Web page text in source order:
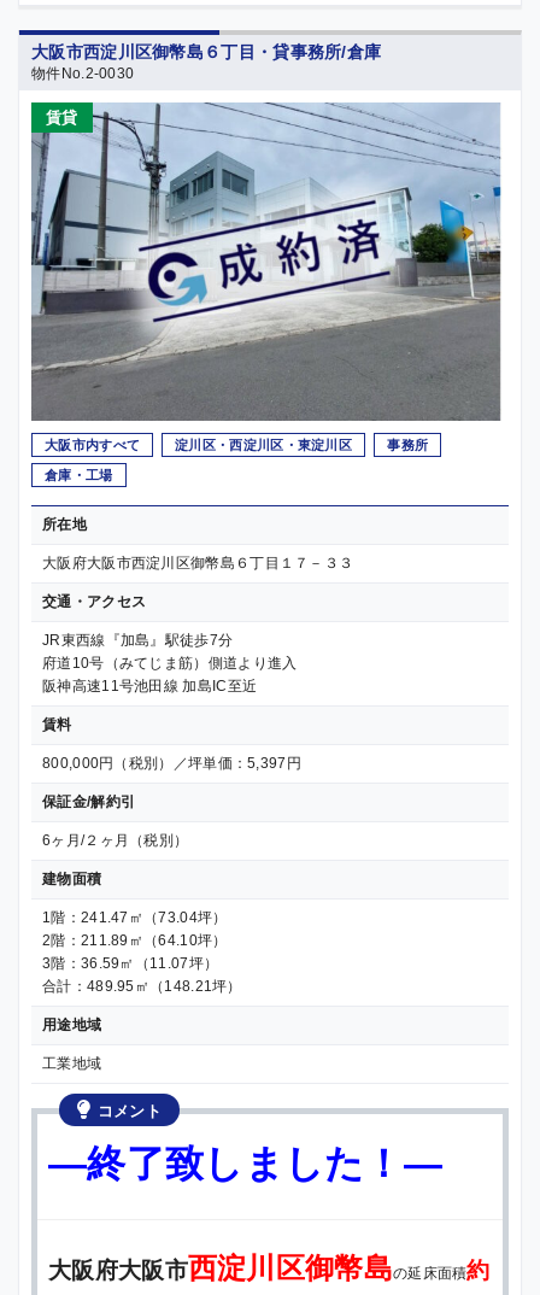
大阪市西淀川区御幣島６丁目・貸事務所/倉庫
物件No.2-0030
賃貸
大阪市内すべて 淀川区・西淀川区・東淀川区 事務所
倉庫・工場
所在地
大阪府大阪市西淀川区御幣島６丁目１７－３３
交通・アクセス
JR東西線『加島』駅徒歩7分
府道10号（みてじま筋）側道より進入
阪神高速11号池田線 加島IC至近
賃料
800,000円（税別）／坪単価：5,397円
保証金/解約引
6ヶ月/２ヶ月（税別）
建物面積
1階：241.47㎡（73.04坪）
2階：211.89㎡（64.10坪）
3階：36.59㎡（11.07坪）
合計：489.95㎡（148.21坪）
用途地域
工業地域
コメント
—終了致しました！—
大阪府大阪市西淀川区御幣島の延床面積約